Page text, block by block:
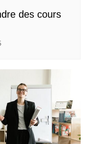
des cours